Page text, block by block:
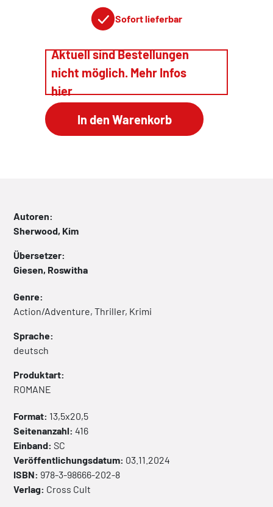
Sofort lieferbar
Aktuell sind Bestellungen
nicht möglich. Mehr Infos
hier
Autoren:
Sherwood, Kim
Übersetzer:
Giesen, Roswitha
Genre:
Action/Adventure, Thriller, Krimi
Sprache:
deutsch
Produktart:
ROMANE
Format: 13,5x20,5
Seitenanzahl: 416
Einband: SC
Veröffentlichungsdatum: 03.11.2024
ISBN: 978-3-98666-202-8
Verlag: Cross Cult